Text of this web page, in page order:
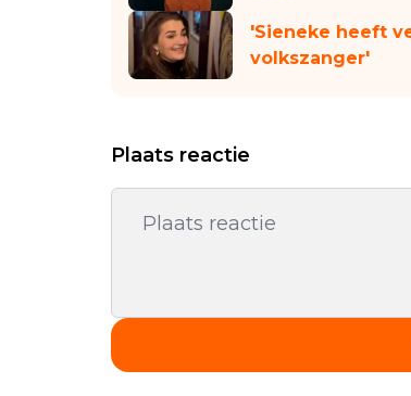
'Sieneke heeft
volkszanger'
Plaats reactie